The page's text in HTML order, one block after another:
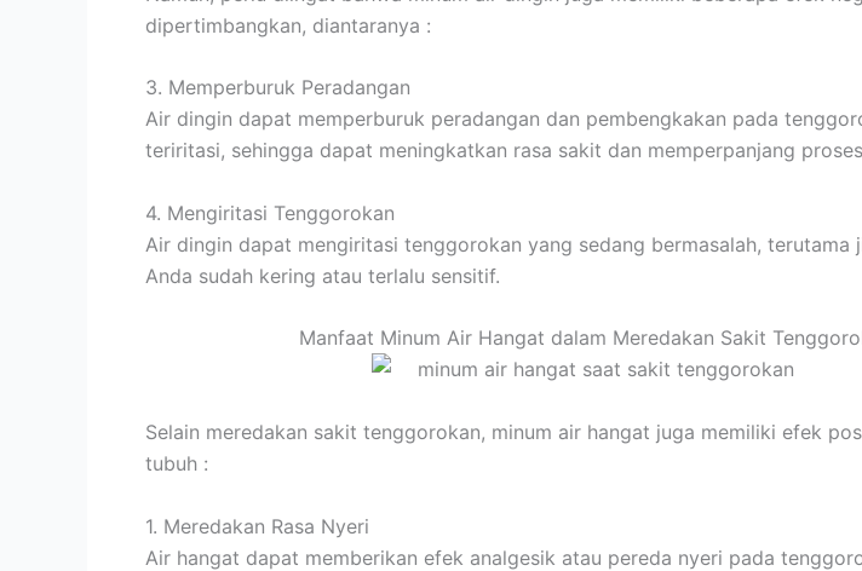
dipertimbangkan, diantaranya :
3. Memperburuk Peradangan
Air dingin dapat memperburuk peradangan dan pembengkakan pada
teriritasi, sehingga dapat meningkatkan rasa sakit dan memperpanjang
4. Mengiritasi Tenggorokan
Air dingin dapat mengiritasi tenggorokan yang sedang bermasalah, terutama
Anda sudah kering atau terlalu sensitif.
Manfaat Minum Air Hangat dalam Meredakan Sakit
Selain meredakan sakit tenggorokan, minum air hangat juga memiliki efek
tubuh :
1. Meredakan Rasa Nyeri
Air hangat dapat memberikan efek analgesik atau pereda nyeri pada